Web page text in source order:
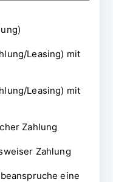
Leasing) mit
Leasing) mit
Zahlung
Zahlung
eine